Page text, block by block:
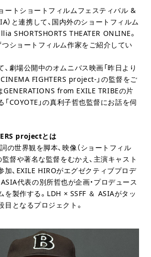
ートショートフィルムフェスティバル &
）と連携して、国内外のショートフィルム
SHORTSHORTS THEATER ONLINE。
つショートフィルム作家をご紹介してい
劇場公開中のオムニバス映画「昨日より
FIGHTERS project-」の監督をご
GENERATIONS from EXILE TRIBEの片
COYOTE」の真利子哲也監督にお話を伺
projectとは
の世界観を脚本、映像（ショートフィル
監督や著名な監督をむかえ、主演キャスト
加、EXILE HIROがエグゼクティブプロデ
ASIA代表の別所哲也が企画・プロデュース
を製作する。LDH × SSFF ＆ ASIAがタッ
目となるプロジェクト。